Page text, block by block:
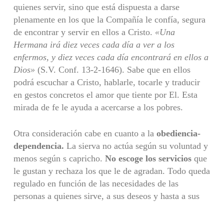
quienes servir, sino que está dispuesta a darse
plenamente en los que la Compañía le confía, segura
de encontrar y servir en ellos a Cristo. «Una
Hermana irá diez veces cada día a ver a los
enfermos, y diez veces cada día encontrará en ellos a
Dios» (S.V. Conf. 13-2-1646). Sabe que en ellos
podrá escuchar a Cristo, hablarle, tocarle y traducir
en gestos concretos el amor que tiente por El. Esta
mirada de fe le ayuda a acercarse a los pobres.
Otra consideración cabe en cuanto a la obediencia-
dependencia. La sierva no actúa según su voluntad y
menos según s capricho. No escoge los ser­vicios que
le gustan y rechaza los que le de agradan. Todo queda
regulado en función de las necesidades de las
personas a quienes sirve, a sus deseos y hasta a sus